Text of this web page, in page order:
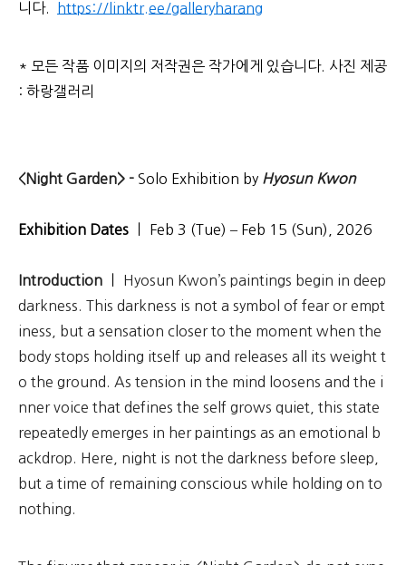
니다.
https://linktr.ee/galleryharang
* 모든 작품 이미지의 저작권은 작가에게 있습니다. 사진 제공
: 하랑갤러리
<Night Garden> - Solo Exhibition by Hyosun Kwon
Exhibition Dates Feb 3 (Tue) – Feb 15 (Sun), 2026
Introduction
Hyosun Kwon’s paintings begin in deep
darkness. This darkness is not a symbol of fear or empt
iness, but a sensation closer to the moment when the
body stops holding itself up and releases all its weight t
o the ground. As tension in the mind loosens and the i
nner voice that defines the self grows quiet, this state
repeatedly emerges in her paintings as an emotional b
ackdrop. Here, night is not the darkness before sleep,
but a time of remaining conscious while holding on to
nothing.